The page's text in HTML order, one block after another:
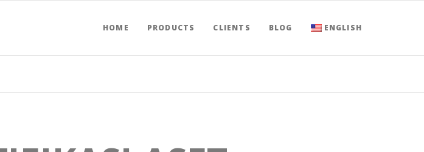
HOME PRODUCTS CLIENTS BLOG ENGLISH